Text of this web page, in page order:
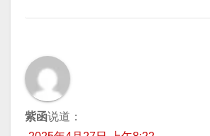
紫函说道：